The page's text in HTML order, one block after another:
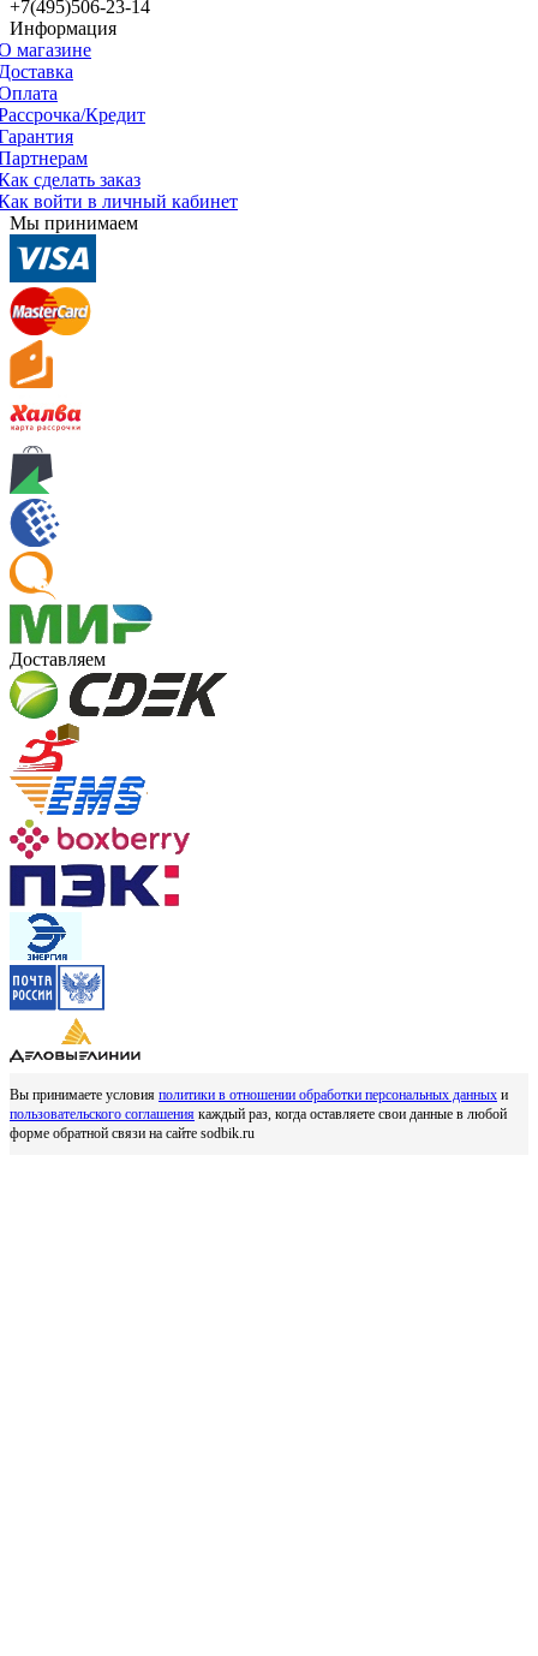
+7(495)506-23-14
Информация
магазине
Кредит
сделать заказ
войти в личный кабинет
Мы принимаем
Доставляем
Вы принимаете условия политики в отношении обработки персональных данных и
пользовательского соглашения каждый раз, когда оставляете свои данные в любой
форме обратной связи на сайте sodbik.ru